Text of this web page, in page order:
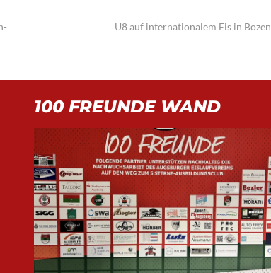
U8 auf internationalem Eis in Bozen
100 FREUNDE WAND